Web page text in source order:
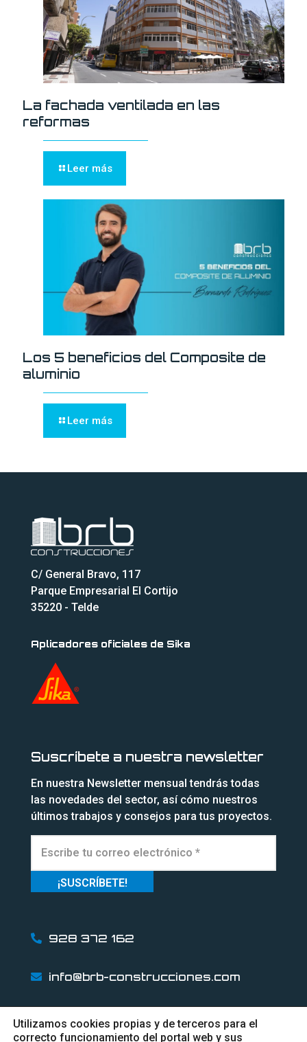
La fachada ventilada en las
reformas
Leer más
Los 5 beneficios del Composite de
aluminio
Leer más
C/ General Bravo, 117
Parque Empresarial El Cortijo
35220 - Telde
Aplicadores oficiales de Sika
Suscríbete a nuestra newsletter
En nuestra Newsletter mensual tendrás todas
las novedades del sector, así cómo nuestros
últimos trabajos y consejos para tus proyectos.
928 372 162
info@brb-construcciones.com
Utilizamos cookies propias y de terceros para el
correcto funcionamiento del portal web y sus